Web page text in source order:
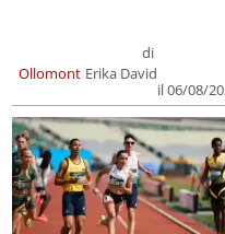
Ollomont
di
Erika David
il 06/08/